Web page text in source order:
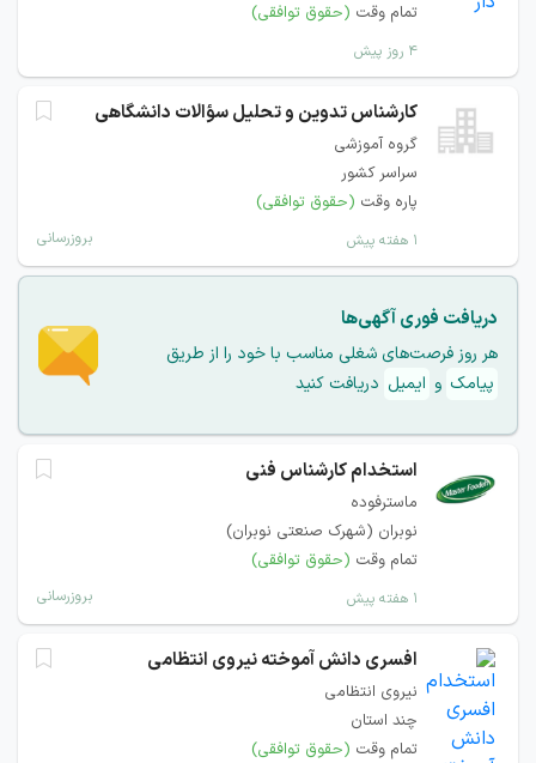
تمام وقت (حقوق توافقی)
۴ روز پیش
کارشناس تدوین و تحلیل سؤالات دانشگاهی
گروه آموزشی
سراسر کشور
پاره وقت (حقوق توافقی)
۱ هفته پیش بروزرسانی
دریافت فوری آگهی‌ها
هر روز فرصت‌های شغلی مناسب با خود را از طریق
پیامک و ایمیل دریافت کنید
استخدام کارشناس فنی
ماسترفوده
نوبران (شهرک صنعتی نوبران)
تمام وقت (حقوق توافقی)
۱ هفته پیش بروزرسانی
افسری دانش آموخته نیروی انتظامی
نیروی انتظامی
چند استان
تمام وقت (حقوق توافقی)